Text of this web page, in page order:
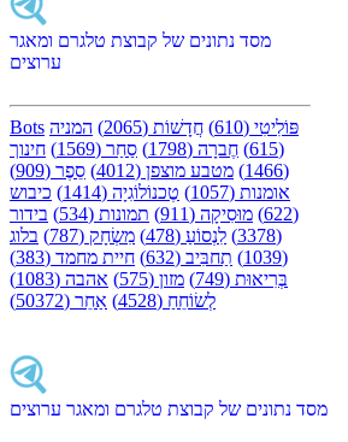
מסד נתונים של קבוצת טלגרם ומאגר
ערוצים
Bots פּוֹלִיטִי (610) חֲדָשׁוֹת (2065)
המניה
(615)
חֶברָה (1798) סַחַר (1569)
חינוך
(1466)
מטבע מוצפן (4012)
סֵפֶר (909)
אומנות (1057)
טֶכנוֹלוֹגִיָה (1414)
כיבוש
(622)
מוּסִיקָה (911) תמונות (534)
בידור
(3378)
לִנְסוֹעַ (478) מִשְׂחָק (787)
בלוג
(1039)
תַחבִּיב (632)
חיית מחמד (383)
בְּרִיאוּת (749)
מזון (575)
אהבה (1083)
לְשׂוֹחֵחַ (4528)
אַחֵר (50372)
מסד נתונים של קבוצת טלגרם ומאגר ערוצים